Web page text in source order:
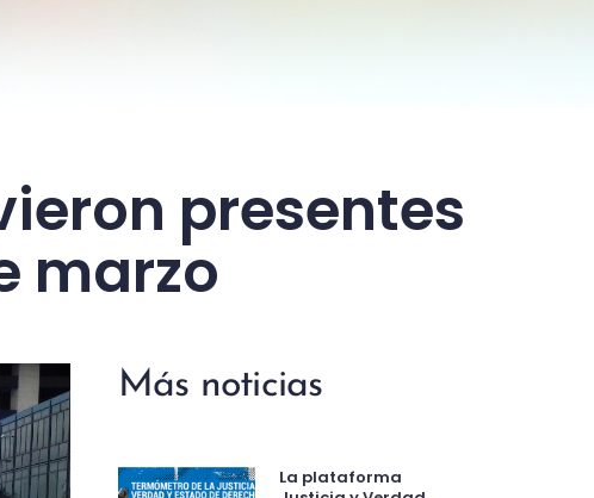
presentes
marzo
Más noticias
La plataforma